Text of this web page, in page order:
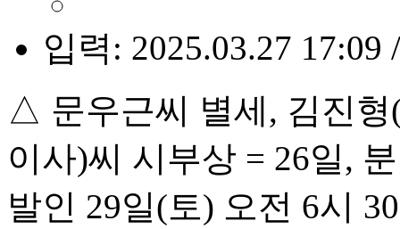
입력: 2025.03.27 17:09
△ 문우근씨 별세, 김진
이사)씨 시부상 = 26일,
발인 29일(토) 오전 6시